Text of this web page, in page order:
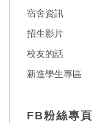
宿舍資訊
招生影片
校友的話
新進學生專區
FB粉絲專頁